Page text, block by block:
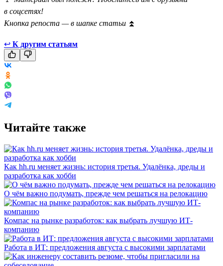
в соцсетях!
Кнопка репоста — в шапке статьи ⏫
↩ К другим статьям
Читайте также
Как hh.ru меняет жизнь: история третья. Удалёнка, дреды и
разработка как хобби
О чём важно подумать, прежде чем решаться на релокацию
Компас на рынке разработок: как выбрать лучшую ИТ-
компанию
Работа в ИТ: предложения августа с высокими зарплатами